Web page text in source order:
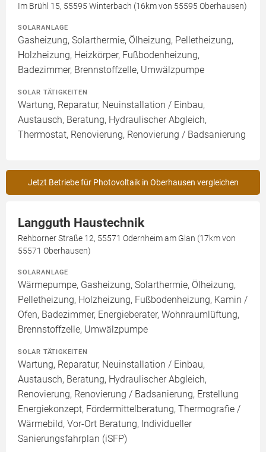
Im Brühl 15, 55595 Winterbach (16km von 55595 Oberhausen)
SOLARANLAGE
Gasheizung, Solarthermie, Ölheizung, Pelletheizung,
Holzheizung, Heizkörper, Fußbodenheizung,
Badezimmer, Brennstoffzelle, Umwälzpumpe
SOLAR TÄTIGKEITEN
Wartung, Reparatur, Neuinstallation / Einbau,
Austausch, Beratung, Hydraulischer Abgleich,
Thermostat, Renovierung, Renovierung / Badsanierung
Jetzt Betriebe für Photovoltaik in Oberhausen vergleichen
Langguth Haustechnik
Rehborner Straße 12, 55571 Odernheim am Glan (17km von
55571 Oberhausen)
SOLARANLAGE
Wärmepumpe, Gasheizung, Solarthermie, Ölheizung,
Pelletheizung, Holzheizung, Fußbodenheizung, Kamin /
Ofen, Badezimmer, Energieberater, Wohnraumlüftung,
Brennstoffzelle, Umwälzpumpe
SOLAR TÄTIGKEITEN
Wartung, Reparatur, Neuinstallation / Einbau,
Austausch, Beratung, Hydraulischer Abgleich,
Renovierung, Renovierung / Badsanierung, Erstellung
Energiekonzept, Fördermittelberatung, Thermografie /
Wärmebild, Vor-Ort Beratung, Individueller
Sanierungsfahrplan (iSFP)